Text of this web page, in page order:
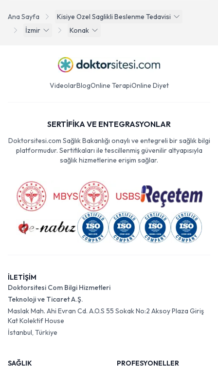
Ana Sayfa
Kisiye Ozel Saglikli Beslenme Tedavisi
İzmir
Konak
VideolarBlogOnline TerapiOnline Diyet
SERTİFİKA VE ENTEGRASYONLAR
Doktorsitesi.com Sağlık Bakanlığı onaylı ve entegreli bir sağlık bilgi
platformudur. Sertifikaları ile tescillenmiş güvenilir altyapısıyla
sağlık hizmetlerine erişim sağlar.
İLETİŞİM
Doktorsitesi Com Bilgi Hizmetleri
Teknoloji ve Ticaret A.Ş.
Maslak Mah. Ahi Evran Cd. A.O.S 55 Sokak No:2 Aksoy Plaza Giriş
Kat Kolektif House
İstanbul, Türkiye
SAĞLIK
PROFESYONELLER